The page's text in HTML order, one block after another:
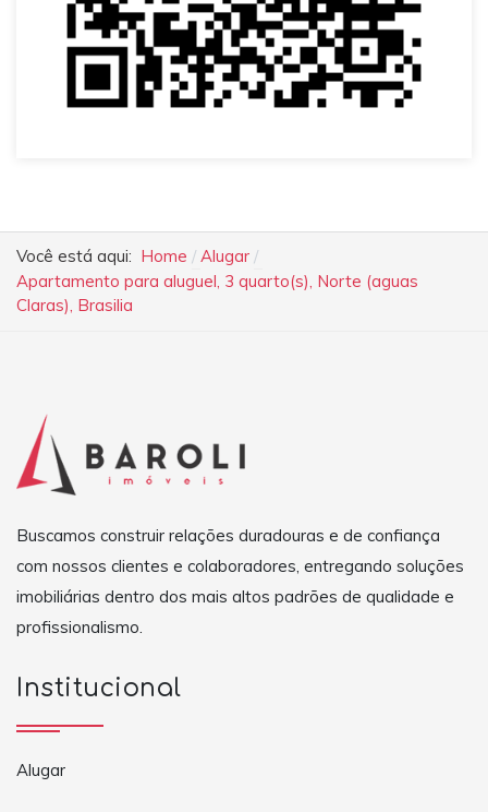
Você está aqui: Home
Alugar
Apartamento para aluguel, 3 quarto(s), Norte (aguas
Claras), Brasilia
Buscamos construir relações duradouras e de confiança
com nossos clientes e colaboradores, entregando soluções
imobiliárias dentro dos mais altos padrões de qualidade e
profissionalismo.
Institucional
Alugar